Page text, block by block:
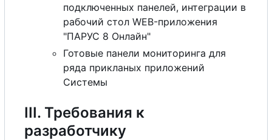
подключенных панелей, интеграции в
рабочий стол WEB-приложения
"ПАРУС 8 Онлайн"
Готовые панели мониторинга для
ряда прикланых приложений
Системы
III. Требования к
разработчику